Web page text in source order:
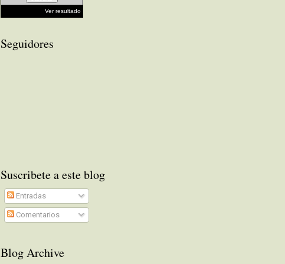
Ver resultado
Seguidores
Suscribete a este blog
Entradas
Comentarios
Blog Archive